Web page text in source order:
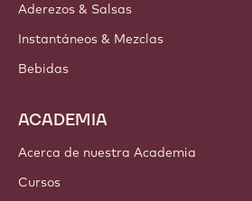
Aderezos & Salsas
Instantáneos & Mezclas
Bebidas
ACADEMIA
Acerca de nuestra Academia
Cursos